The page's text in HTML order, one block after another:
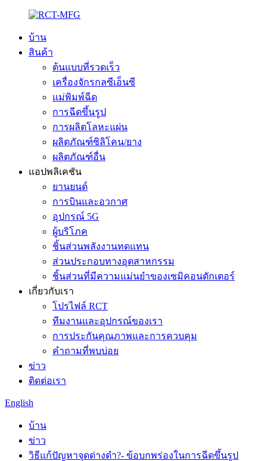
บ้าน
สินค้า
ต้นแบบที่รวดเร็ว
เครื่องจักรกลซีเอ็นซี
แม่พิมพ์ฉีด
การฉีดขึ้นรูป
การผลิตโลหะแผ่น
ผลิตภัณฑ์ซิลิโคน/ยาง
ผลิตภัณฑ์อื่น
แอปพลิเคชัน
ยานยนต์
การบินและอวกาศ
อุปกรณ์ 5G
ผู้บริโภค
ชิ้นส่วนพลังงานทดแทน
ส่วนประกอบทางอุตสาหกรรม
ชิ้นส่วนที่มีความแม่นยำของเซมิคอนดักเตอร์
เกี่ยวกับเรา
โปรไฟล์ RCT
ทีมงานและอุปกรณ์ของเรา
การประกันคุณภาพและการควบคุม
คำถามที่พบบ่อย
ข่าว
ติดต่อเรา
English
บ้าน
ข่าว
วิธีแก้ปัญหาจุดด่างดำ?- ข้อบกพร่องในการฉีดขึ้นรูป